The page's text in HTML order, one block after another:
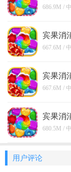
版
686.9M /
宾果消
667.6M /
宾果消
667.6M /
宾果消
版
680.5M /
用户评论